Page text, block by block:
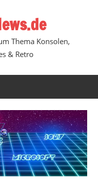
Thema Konsolen,
& Retro